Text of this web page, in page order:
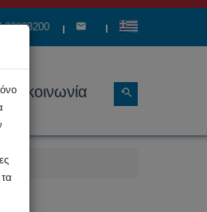
22808200
Επικοινωνία